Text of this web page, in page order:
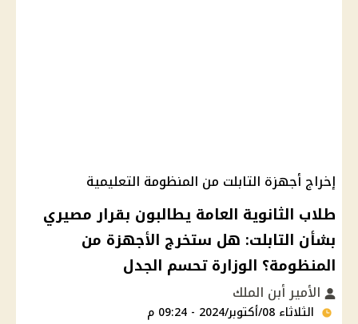
إخراج أجهزة التابلت من المنظومة التعليمية
طلاب الثانوية العامة يطالبون بقرار مصيري
بشأن التابلت: هل ستخرج الأجهزة من
المنظومة؟ الوزارة تحسم الجدل
الأمير أبن الملك
الثلاثاء 08/أكتوبر/2024 - 09:24 م